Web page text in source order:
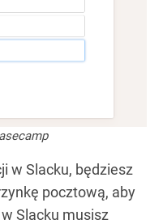
w Slacku, będziesz
pocztową, aby
Slacku musisz